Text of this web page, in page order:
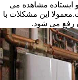
ایستاده مشاهده می
این مشکلات با
رفع می شود.